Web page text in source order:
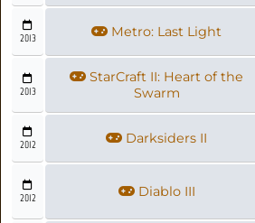
2013 Metro: Last Light
2013
StarCraft II: Heart of the
Swarm
2012 Darksiders II
2012 Diablo III